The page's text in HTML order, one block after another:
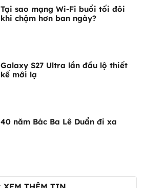
Tại sao mạng Wi-Fi buổi tối đôi
khi chậm hơn ban ngày?
Galaxy S27 Ultra lần đầu lộ thiết
kế mới lạ
40 năm Bác Ba Lê Duẩn đi xa